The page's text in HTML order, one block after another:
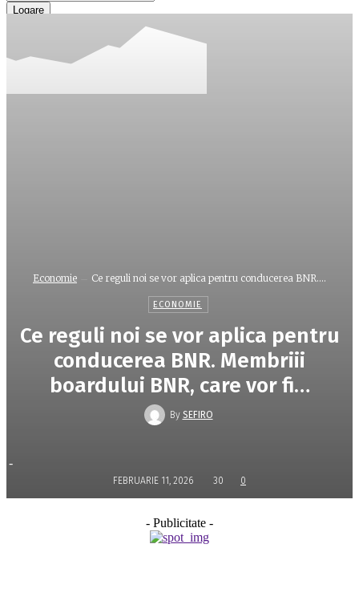
Ați uitat parola? obține ajutor
Recuperați-vă parola
Economie Ce reguli noi se vor aplica pentru conducerea BNR....
ECONOMIE
Ce reguli noi se vor aplica pentru
conducerea BNR. Membriii
boardului BNR, care vor fi…
By SEFIRO
-
FEBRUARIE 11, 2026 30 0
- Publicitate -